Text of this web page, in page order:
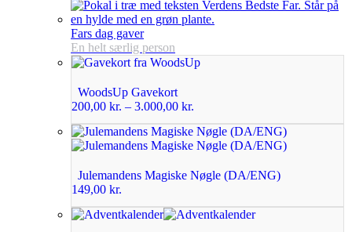
Fars dag gaver
En helt særlig person
WoodsUp Gavekort
200,00 kr. – 3.000,00 kr.
Julemandens Magiske Nøgle (DA/ENG)
149,00 kr.